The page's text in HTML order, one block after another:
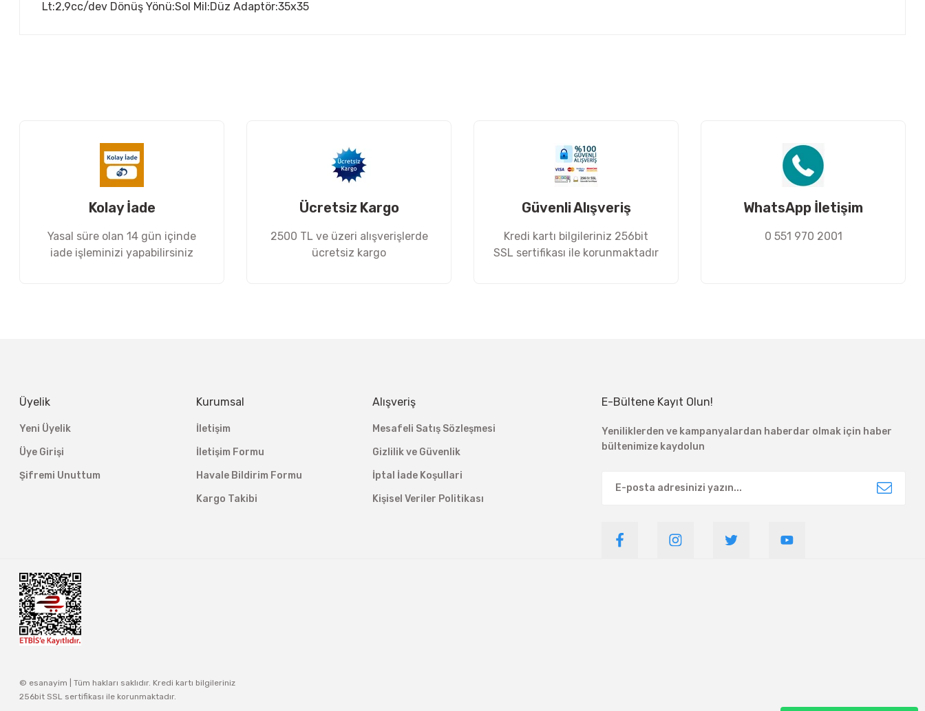
Lt:2,9cc/dev Dönüş Yönü:Sol Mil:Düz Adaptör:35x35
Ürün fiyatı diğer sitelerden daha pahalı.
Kolay İade
Yasal süre olan 14 gün içinde
iade işleminizi yapabilirsiniz
Ücretsiz Kargo
2500 TL ve üzeri alışverişlerde
ücretsiz kargo
Güvenli Alışveriş
Kredi kartı bilgileriniz 256bit
SSL sertifikası ile korunmaktadır
WhatsApp İletişim
0 551 970 2001
Üyelik
Yeni Üyelik
Üye Girişi
Şifremi Unuttum
Kurumsal
İletişim
İletişim Formu
Havale Bildirim Formu
Kargo Takibi
Alışveriş
Mesafeli Satış Sözleşmesi
Gizlilik ve Güvenlik
İptal İade Koşullari
Kişisel Veriler Politikası
E-Bültene Kayıt Olun!
Yeniliklerden ve kampanyalardan haberdar olmak için haber
bültenimize kaydolun
© esanayim | Tüm hakları saklıdır. Kredi kartı bilgileriniz
256bit SSL sertifikası ile korunmaktadır.